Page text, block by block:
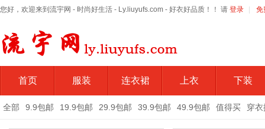
您好，欢迎来到流宇网 - 时尚好生活 - Ly.liuyufs.com - 好衣好品质！！ 请 登录 免
首页 服装 连衣裙 上衣 下装
全部 9.9包邮 19.9包邮 29.9包邮 39.9包邮 49.9包邮 值得买 穿